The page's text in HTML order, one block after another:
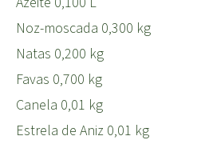
Noz-moscada 0,300 kg
Natas 0,200 kg
Favas 0,700 kg
Canela 0,01 kg
Estrela de Aniz 0,01 kg